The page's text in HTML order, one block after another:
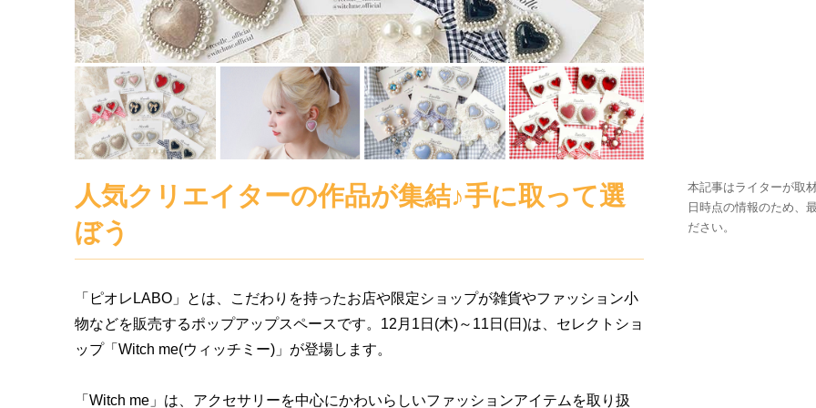
人気クリエイターの作品が集結♪手に取って選
ぼう
「ピオレLABO」とは、こだわりを持ったお店や限定ショップが雑貨やファッション小
物などを販売するポップアップスペースです。12月1日(木)～11日(日)は、セレクトショ
ップ「Witch me(ウィッチミー)」が登場します。
「Witch me」は、アクセサリーを中心にかわいらしいファッションアイテムを取り扱
本記事はライターが取
日時点の情報のため、
ださい。